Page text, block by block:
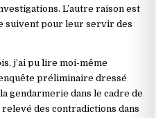
L’autre raison est
suivent pour leur servir des
j’ai pu lire moi-même
préliminaire dressé
gendarmerie dans le cadre de
des contradictions dans